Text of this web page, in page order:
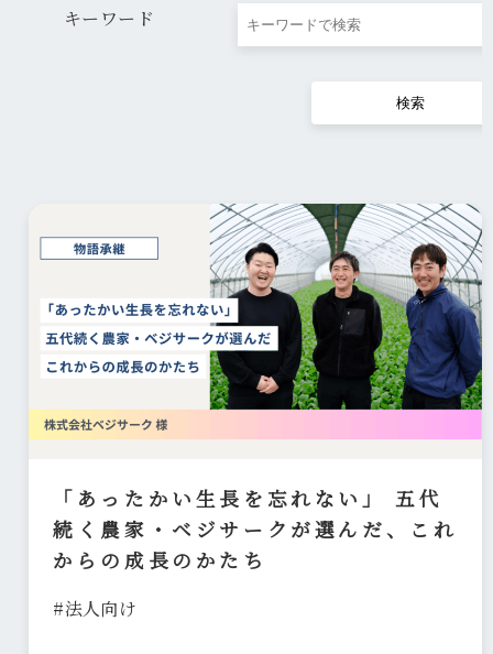
キーワード
検索
「あったかい生長を忘れない」 五代
続く農家・ベジサークが選んだ、これ
からの成長のかたち
#法人向け